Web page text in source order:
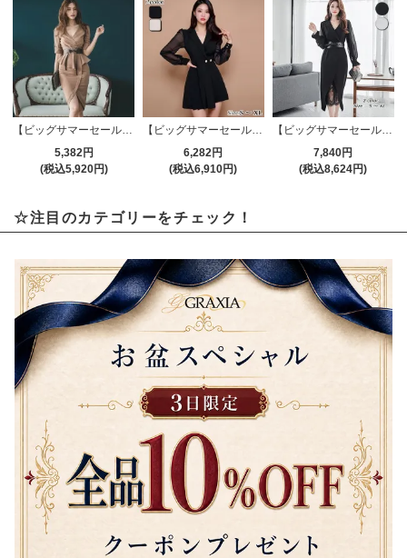
【ビッグサマーセール対象品】深めVネックがデコルテを美しく魅せる大人っぽいミディ丈ドレス(キャバドレス・CABARETDRESS)
5,382円
(税込5,920円)
【ビッグサマーセール対象品】スタイルアップが叶うラップワンピース風ジャケット(キャバドレス・CABARETDRESS)
6,282円
(税込6,910円)
【ビッグサマーセール対象品】大人の女性を演出できるシックなミディ丈ドレス(キャバドレス・CABARETDRESS)
7,840円
(税込8,624円)
☆注目のカテゴリーをチェック！